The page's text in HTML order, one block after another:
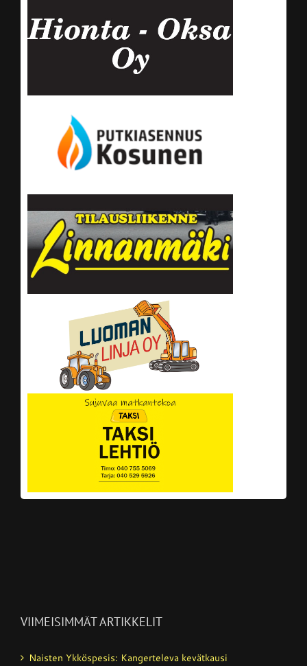
VIIMEISIMMÄT ARTIKKELIT
Naisten Ykköspesis: Kangerteleva kevätkausi